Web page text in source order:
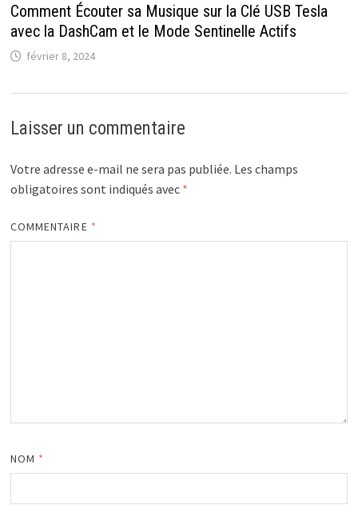
Comment Écouter sa Musique sur la Clé USB Tesla
avec la DashCam et le Mode Sentinelle Actifs
février 8, 2024
Laisser un commentaire
Votre adresse e-mail ne sera pas publiée. Les champs
obligatoires sont indiqués avec *
COMMENTAIRE *
NOM *